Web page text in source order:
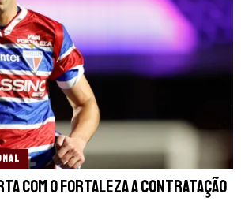
com o Fortaleza a contratação